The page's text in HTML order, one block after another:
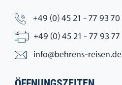
+49 (0) 45 21 - 77 93 70
+49 (0) 45 21 - 77 93 77
info@behrens-reisen.de